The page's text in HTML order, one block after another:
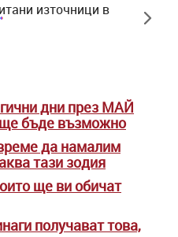
източници в
дни през МАЙ
ще бъде възможно
да намалим
тази зодия
ще ви обичат
получават това,